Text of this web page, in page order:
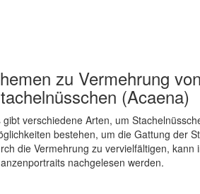
zu Vermehrung von
(Acaena)
gibt verschiedene Arten, um
bestehen, um die Gattung der
die Vermehrung zu vervielfältigen, kann
nachgelesen werden.